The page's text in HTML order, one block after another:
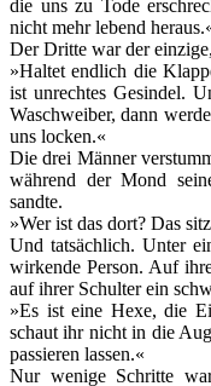
die uns zu Tode
nicht mehr lebend
Der Dritte war der
»Haltet endlich die
ist unrechtes Gesindel.
Waschweiber, dann
uns locken.«
Die drei Männer
während der Mond
sandte.
»Wer ist das dort? Das
Und tatsächlich. Unter
wirkende Person. Auf
auf ihrer Schulter ein
»Es ist eine Hexe, die
schaut ihr nicht in die
passieren lassen.«
Nur wenige Schritte